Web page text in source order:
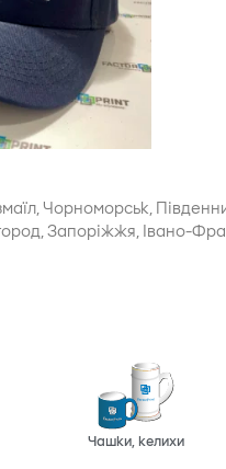
Чорноморськ,
Запоріжжя, Івано-
Чашки, келихи